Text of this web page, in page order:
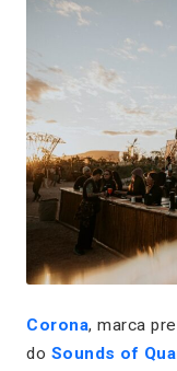
Corona, marca
do Sounds of